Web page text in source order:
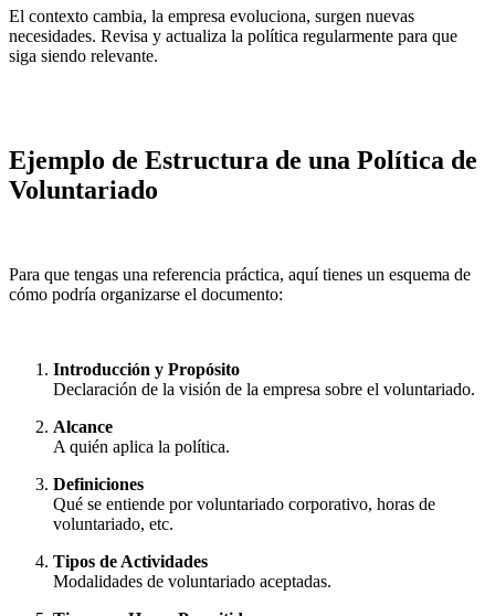
El contexto cambia, la empresa evoluciona, surgen nuevas
necesidades. Revisa y actualiza la política regularmente para que
siga siendo relevante.
Ejemplo de Estructura de una Política de
Voluntariado
Para que tengas una referencia práctica, aquí tienes un esquema de
cómo podría organizarse el documento:
Introducción y Propósito
Declaración de la visión de la empresa sobre el voluntariado.
Alcance
A quién aplica la política.
Definiciones
Qué se entiende por voluntariado corporativo, horas de
voluntariado, etc.
Tipos de Actividades
Modalidades de voluntariado aceptadas.